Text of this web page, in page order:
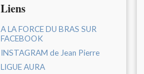
Liens
A LA FORCE DU BRAS SUR
FACEBOOK
INSTAGRAM de Jean Pierre
LIGUE AURA